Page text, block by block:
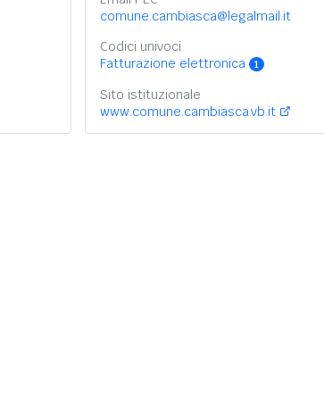
comune.cambiasca@legalmail.it
Codici univoci
Fatturazione elettronica
1
Sito istituzionale
www.comune.cambiasca.vb.it